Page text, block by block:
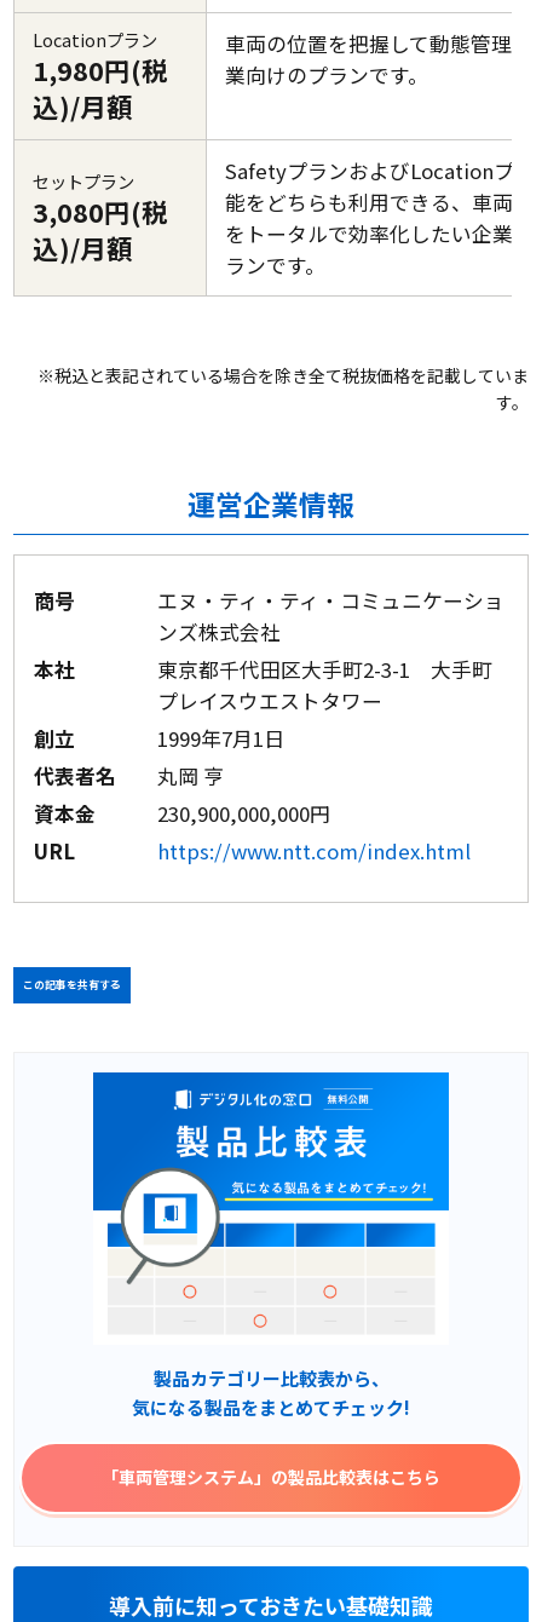
Locationプラン
1,980円(税
込)/月額
車両の位置を把握して動態管理し
業向けのプランです。
セットプラン
3,080円(税
込)/月額
SafetyプランおよびLocationプラ
能をどちらも利用できる、車両管
をトータルで効率化したい企業向
ランです。
※税込と表記されている場合を除き全て税抜価格を記載していま
す。
運営企業情報
商号
エヌ・ティ・ティ・コミュニケーショ
ンズ株式会社
本社
東京都千代田区大手町2-3-1 大手町
プレイスウエストタワー
創立
1999年7月1日
代表者名
丸岡 亨
資本金
230,900,000,000円
URL
https://www.ntt.com/index.html
この記事を共有する
製品カテゴリー比較表から、
気になる製品をまとめてチェック!
「車両管理システム」 の製品比較表はこちら
導入前に知っておきたい基礎知識